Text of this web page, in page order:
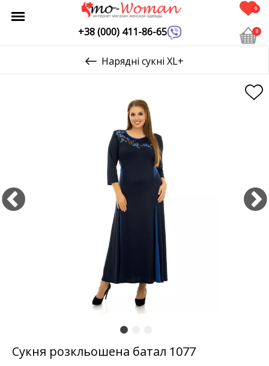
+38 (000) 411-86-65
0
0
Нарядні сукні XL+
Сукня розкльошена батал 1077